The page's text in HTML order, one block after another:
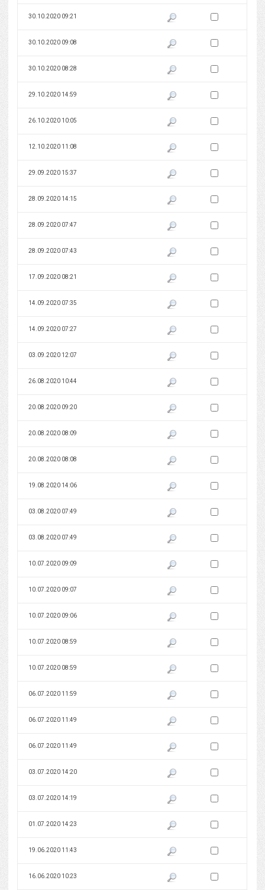
30.10.2020 09:21 Pokaż podgląd wersji z dnia
Zaznacz wersję do
30.10.2020 09:08 Pokaż podgląd wersji z dnia
Zaznacz wersję do
30.10.2020 08:28 Pokaż podgląd wersji z dnia
Zaznacz wersję do
29.10.2020 14:59 Pokaż podgląd wersji z dnia
Zaznacz wersję do
26.10.2020 10:05 Pokaż podgląd wersji z dnia
Zaznacz wersję do
12.10.2020 11:08 Pokaż podgląd wersji z dnia
Zaznacz wersję do
29.09.2020 15:37 Pokaż podgląd wersji z dnia
Zaznacz wersję do
28.09.2020 14:15 Pokaż podgląd wersji z dnia
Zaznacz wersję do
28.09.2020 07:47 Pokaż podgląd wersji z dnia
Zaznacz wersję do
28.09.2020 07:43 Pokaż podgląd wersji z dnia
Zaznacz wersję do
17.09.2020 08:21 Pokaż podgląd wersji z dnia
Zaznacz wersję do
14.09.2020 07:35 Pokaż podgląd wersji z dnia
Zaznacz wersję do
14.09.2020 07:27 Pokaż podgląd wersji z dnia
Zaznacz wersję do
03.09.2020 12:07 Pokaż podgląd wersji z dnia
Zaznacz wersję do
26.08.2020 10:44 Pokaż podgląd wersji z dnia
Zaznacz wersję do
20.08.2020 09:20 Pokaż podgląd wersji z dnia
Zaznacz wersję do
20.08.2020 08:09 Pokaż podgląd wersji z dnia
Zaznacz wersję do
20.08.2020 08:08 Pokaż podgląd wersji z dnia
Zaznacz wersję do
19.08.2020 14:06 Pokaż podgląd wersji z dnia
Zaznacz wersję do
03.08.2020 07:49 Pokaż podgląd wersji z dnia
Zaznacz wersję do
03.08.2020 07:49 Pokaż podgląd wersji z dnia
Zaznacz wersję do
10.07.2020 09:09 Pokaż podgląd wersji z dnia
Zaznacz wersję do
10.07.2020 09:07 Pokaż podgląd wersji z dnia
Zaznacz wersję do
10.07.2020 09:06 Pokaż podgląd wersji z dnia
Zaznacz wersję do
10.07.2020 08:59 Pokaż podgląd wersji z dnia
Zaznacz wersję do
10.07.2020 08:59 Pokaż podgląd wersji z dnia
Zaznacz wersję do
06.07.2020 11:59 Pokaż podgląd wersji z dnia
Zaznacz wersję do
06.07.2020 11:49 Pokaż podgląd wersji z dnia
Zaznacz wersję do
06.07.2020 11:49 Pokaż podgląd wersji z dnia
Zaznacz wersję do
03.07.2020 14:20 Pokaż podgląd wersji z dnia
Zaznacz wersję do
03.07.2020 14:19 Pokaż podgląd wersji z dnia
Zaznacz wersję do
01.07.2020 14:23 Pokaż podgląd wersji z dnia
Zaznacz wersję do
19.06.2020 11:43 Pokaż podgląd wersji z dnia
Zaznacz wersję do
16.06.2020 10:23 Pokaż podgląd wersji z dnia
Zaznacz wersję do